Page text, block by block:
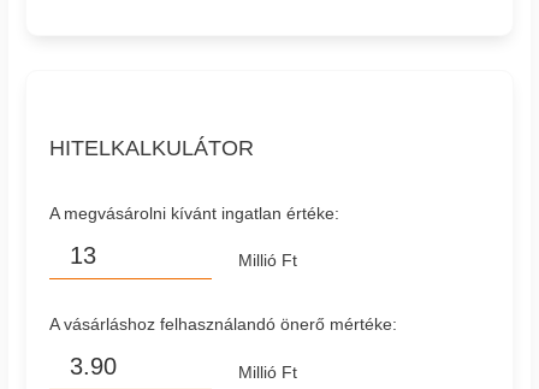
HITELKALKULÁTOR
A megvásárolni kívánt ingatlan értéke:
Millió Ft
A vásárláshoz felhasználandó önerő mértéke:
Millió Ft